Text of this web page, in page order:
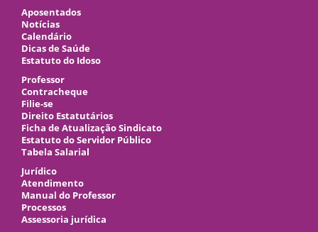
Aposentados
Notícias
Calendário
Dicas de Saúde
Estatuto do Idoso
Professor
Contracheque
Filie-se
Direito Estatutários
Ficha de Atualização Sindicato
Estatuto do Servidor Público
Tabela Salarial
Jurídico
Atendimento
Manual do Professor
Processos
Assessoria jurídica